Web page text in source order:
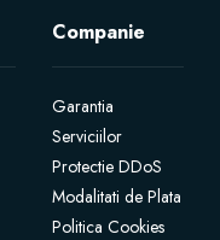
Companie
Garantia
Serviciilor
Protectie DDoS
Modalitati de Plata
Politica Cookies